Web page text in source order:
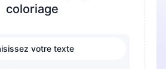
coloriage
votre texte